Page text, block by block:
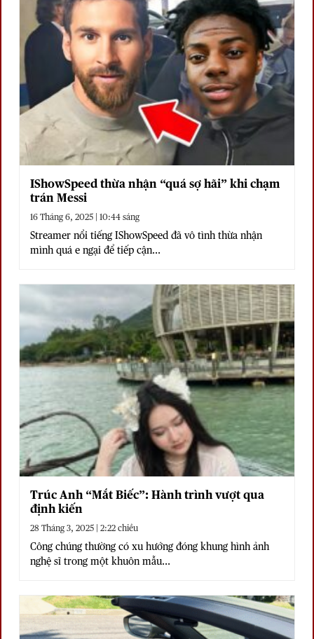
IShowSpeed thừa nhận “quá sợ hãi” khi chạm
trán Messi
16 Tháng 6, 2025 | 10:44 sáng
Streamer nổi tiếng IShowSpeed đã vô tình thừa nhận
mình quá e ngại để tiếp cận...
Trúc Anh “Mắt Biếc”: Hành trình vượt qua
định kiến
28 Tháng 3, 2025 | 2:22 chiều
Công chúng thường có xu hướng đóng khung hình ảnh
nghệ sĩ trong một khuôn mẫu...